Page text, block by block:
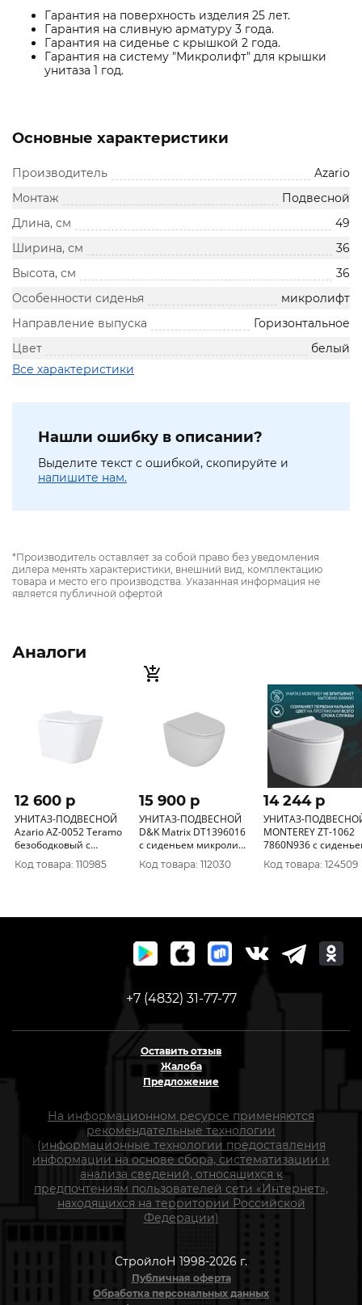
Гарантия на поверхность изделия 25 лет.
Гарантия на сливную арматуру 3 года.
Гарантия на сиденье с крышкой 2 года.
Гарантия на систему "Микролифт" для крышки
унитаза 1 год.
Основные характеристики
Производитель
Azario
Монтаж
Подвесной
Длина, см
49
Ширина, см
36
Высота, см
36
Особенности сиденья
микролифт
Направление выпуска
Горизонтальное
Цвет
белый
Все характеристики
Нашли ошибку в описании?
Выделите текст с ошибкой, скопируйте и
напишите нам.
*Производитель оставляет за собой право без уведомления
дилера менять характеристики, внешний вид, комплектацию
товара и место его производства. Указанная информация не
является публичной офертой
Аналоги
12 600 p
УНИТАЗ-ПОДВЕСНОЙ
Azario AZ-0052 Teramo
безободковый с
сиденьем микролифт
Код товара: 110985
15 900 p
УНИТАЗ-ПОДВЕСНОЙ
D&K Matrix DT1396016
с сиденьем микролифт
Спеццена
Код товара: 112030
14 244 p
УНИТАЗ-
MONTEREY ZT-1062
7860N936 с
Код товара: 124509
+7 (4832) 31-77-77
Оставить отзыв
Жалоба
Предложение
На информационном ресурсе применяются
рекомендательные технологии
(информационные технологии предоставления
информации на основе сбора, систематизации и
анализа сведений, относящихся к
предпочтениям пользователей сети «Интернет»,
находящихся на территории Российской
Федерации)
СтройлоН 1998-2026 г.
Публичная оферта
Обработка персональных данных